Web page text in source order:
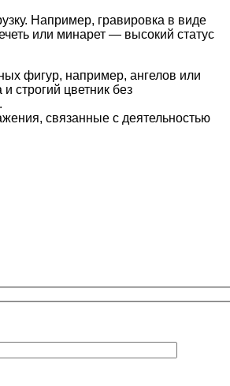
Например, гравировка в виде
или минарет — высокий статус
фигур, например, ангелов или
строгий цветник без
связанные с деятельностью